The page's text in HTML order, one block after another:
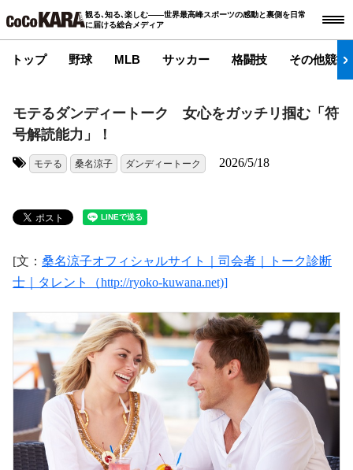
観る､知る､楽しむ――世界最高峰スポーツの感動と裏側を日常
に届ける総合メディア
トップ 野球 MLB サッカー 格闘技 その他競技
モテるダンディートーク 女心をガッチリ掴む「符
号解読能力」！
モテる 桑名涼子 ダンディートーク 2026/5/18
[文： 桑名涼子オフィシャルサイト｜司会者｜トーク診断
士｜タレント（http://ryoko-kuwana.net)]